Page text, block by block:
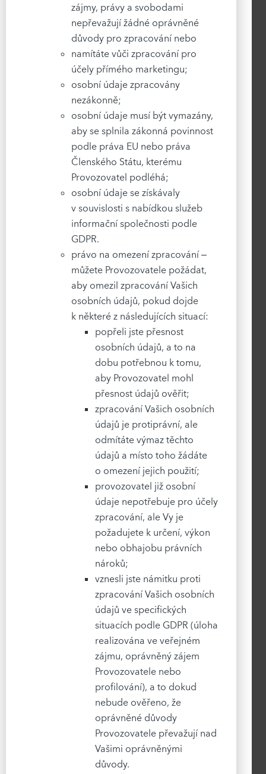
zájmy, právy a svobodami
nepřevažují žádné oprávněné
důvody pro zpracování nebo
namítáte vůči zpracování pro
účely přímého marketingu;
osobní údaje zpracovány
nezákonně;
osobní údaje musí být vymazány,
aby se splnila zákonná povinnost
podle práva EU nebo práva
Členského Státu, kterému
Provozovatel podléhá;
osobní údaje se získávaly
v souvislosti s nabídkou služeb
informační společnosti podle
GDPR.
právo na omezení zpracování –
můžete Provozovatele požádat,
aby omezil zpracování Vašich
osobních údajů, pokud dojde
k některé z následujících situací:
popřeli jste přesnost
osobních údajů, a to na
dobu potřebnou k tomu,
aby Provozovatel mohl
přesnost údajů ověřit;
zpracování Vašich osobních
údajů je protiprávní, ale
odmítáte výmaz těchto
údajů a místo toho žádáte
o omezení jejich použití;
provozovatel již osobní
údaje nepotřebuje pro účely
zpracování, ale Vy je
požadujete k určení, výkon
nebo obhajobu právních
nároků;
vznesli jste námitku proti
zpracování Vašich osobních
údajů ve specifických
situacích podle GDPR (úloha
realizována ve veřejném
zájmu, oprávněný zájem
Provozovatele nebo
profilování), a to dokud
nebude ověřeno, že
oprávněné důvody
Provozovatele převažují nad
Vašimi oprávněnými
důvody.